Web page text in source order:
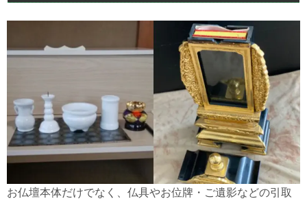
お仏壇本体だけでなく、仏具やお位牌・ご遺影などの引取